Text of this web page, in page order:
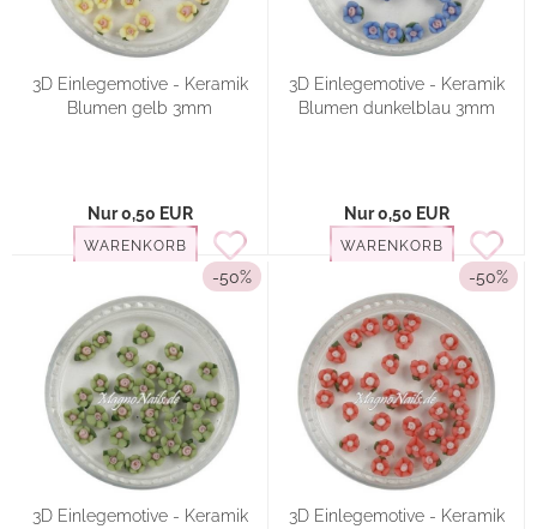
3D Einlegemotive - Keramik
Blumen gelb 3mm
Nur 0,50 EUR
WARENKORB
3D Einlegemotive - Keramik
Blumen dunkelblau 3mm
Nur 0,50 EUR
WARENKORB
-50%
3D Einlegemotive - Keramik
-50%
3D Einlegemotive - Keramik